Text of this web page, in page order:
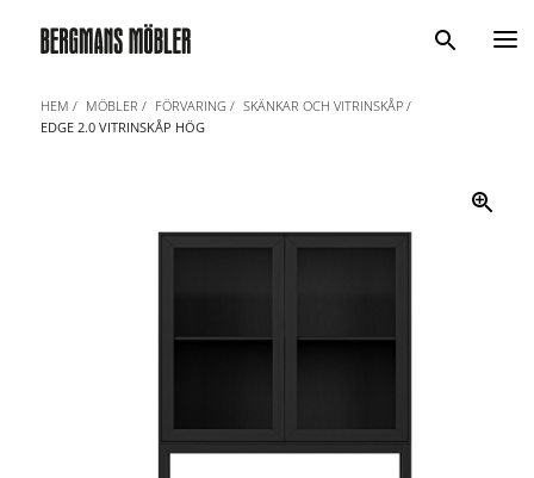
Sök
HEM MÖBLER FÖRVARING
SKÄNKAR OCH VITRINSKÅP
EDGE 2.0 VITRINSKÅP HÖG